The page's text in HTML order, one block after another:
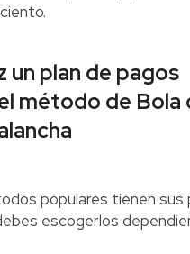
un plan de pagos
método de Bola
populares tienen sus
escogerlos